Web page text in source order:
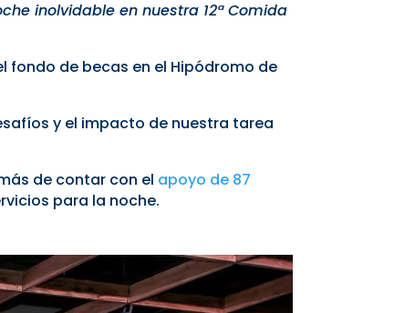
inolvidable en nuestra 12ª Comida
fondo de becas en el Hipódromo de
y el impacto de nuestra tarea
de contar con el apoyo de 87
para la noche.